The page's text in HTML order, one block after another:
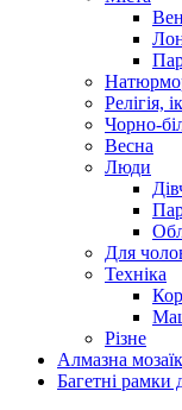
Релігія,
Чорно-
Весна
Люди
Для
Техніка
Різне
Алмазна
Багетні рамки